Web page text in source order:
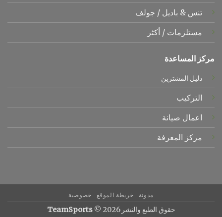
تنس & باديل / جولف
مستلزمات / أكثر
مركز المساعدة
دليل المشترين
التركيب
اعمال صيانة
مركز المعرفة
مدونة خريطة الموقع خصوصية
حقوق الطبع والنشر 2026 © TeamSports